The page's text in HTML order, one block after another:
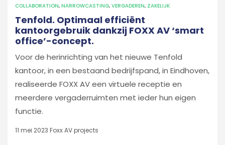
COLLABORATION, NARROWCASTING, VERGADEREN, ZAKELIJK
Tenfold. Optimaal efficiënt
kantoorgebruik dankzij FOXX AV ‘smart
office’-concept.
Voor de herinrichting van het nieuwe Tenfold
kantoor, in een bestaand bedrijfspand, in Eindhoven,
realiseerde FOXX AV een virtuele receptie en
meerdere vergaderruimten met ieder hun eigen
functie.
11 mei 2023 Foxx AV projects